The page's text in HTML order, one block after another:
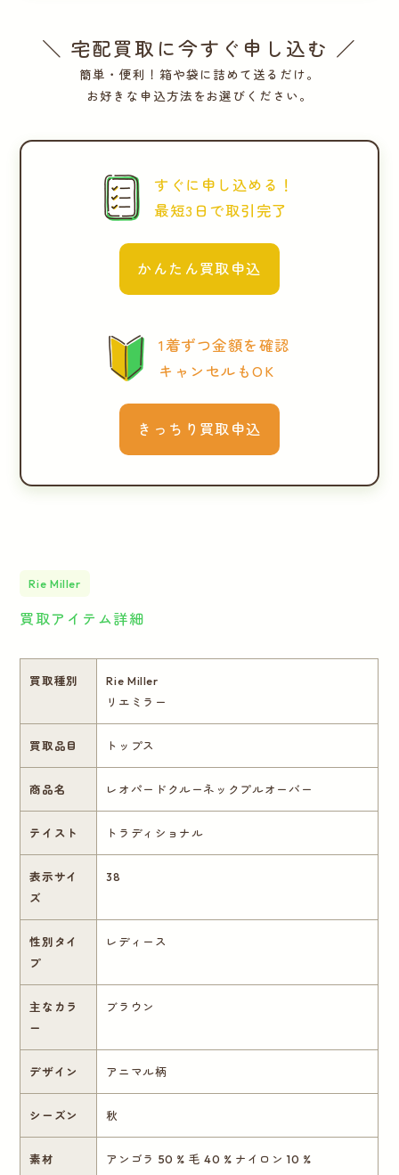
＼ 宅配買取に今すぐ申し込む ／
簡単・便利！箱や袋に詰めて送るだけ。
お好きな申込方法をお選びください。
すぐに申し込める！
最短3日で取引完了
かんたん買取申込
1着ずつ金額を確認
キャンセルもOK
きっちり買取申込
Rie Miller
買取アイテム詳細
買取種別
Rie Miller
リエミラー
買取品目 トップス
商品名 レオパードクルーネックプルオーバー
テイスト トラディショナル
表示サイ
ズ
38
性別タイ
プ
レディース
主なカラ
ー
ブラウン
デザイン アニマル柄
シーズン 秋
素材 アンゴラ 50 % 毛 40 % ナイロン 10 %